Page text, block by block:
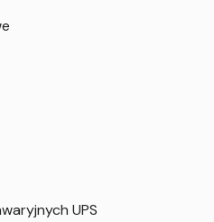
UPS